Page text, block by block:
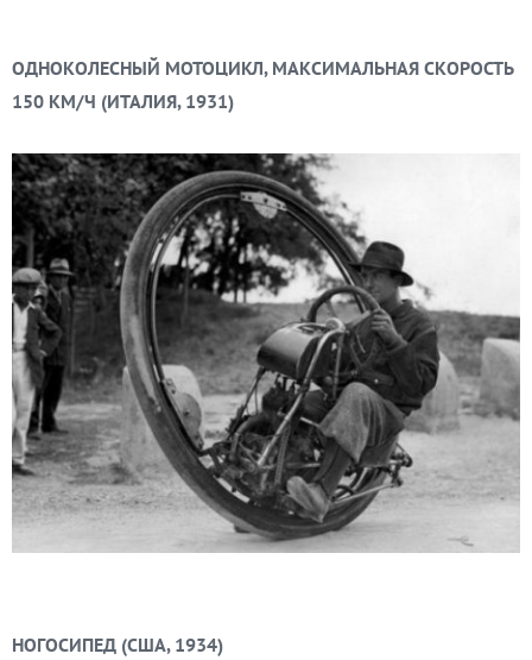
ОДНОКОЛЕСНЫЙ МОТОЦИКЛ, МАКСИМАЛЬНАЯ СКОРОСТЬ
150 КМ/Ч (ИТАЛИЯ, 1931)
НОГОСИПЕД (США, 1934)